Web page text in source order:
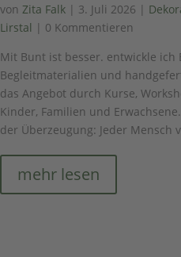
von Zita Falk | 3. Juli 2026 |
Lirstal | 0 Kommentieren
Mit Bunt ist besser. entwickle ich
Begleitmaterialien und
das Angebot durch Kurse,
Kinder, Familien und
der Überzeugung: Jeder Mensch
mehr lesen